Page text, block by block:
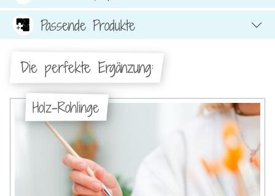
Passende Produkte
Die perfekte Ergänzung:
Holz-Rohlinge